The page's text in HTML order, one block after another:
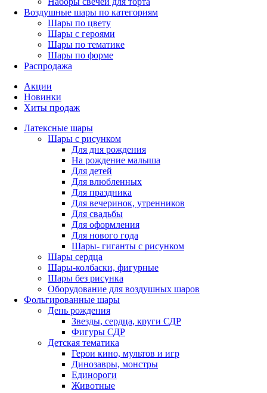
Воздушные шары по категориям
Шары по цвету
Шары с героями
Шары по тематике
Шары по форме
Распродажа
Акции
Новинки
Хиты продаж
Латексные шары
Шары с рисунком
Для дня рождения
На рождение малыша
Для детей
Для влюбленных
Для праздника
Для вечеринок, утренников
Для свадьбы
Для оформления
Для нового года
Шары- гиганты с рисунком
Шары сердца
Шары-колбаски, фигурные
Шары без рисунка
Оборудование для воздушных шаров
Фольгированные шары
День рождения
Звезды, сердца, круги СДР
Фигуры СДР
Детская тематика
Герои кино, мультов и игр
Динозавры, монстры
Единороги
Животные